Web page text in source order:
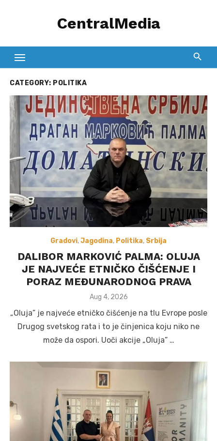
CentralMedia
CATEGORY: POLITIKA
Gradovi,Jagodina, Politika, Srbija
DALIBOR MARKOVIĆ PALMA: OLUJA
JE NAJVEĆE ETNIČKO ČIŠĆENJE I
PORAZ MEĐUNARODNOG PRAVA
Posted
Aug 4, 2026
„Oluja” je najveće etničko čišćenje na tlu Evrope posle
Drugog svetskog rata i to je činjenica koju niko ne
može da ospori. Uoči akcije „Oluja” …